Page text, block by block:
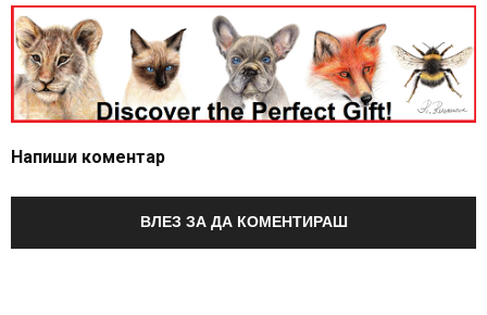
Напиши коментар
ВЛЕЗ ЗА ДА КОМЕНТИРАШ